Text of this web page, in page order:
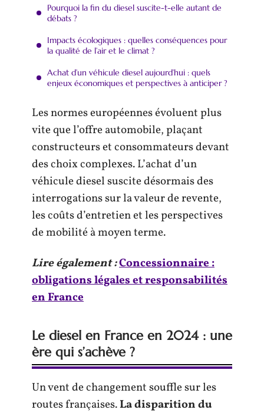
Pourquoi la fin du diesel suscite-t-elle autant de
débats ?
Impacts écologiques : quelles conséquences pour
la qualité de l’air et le climat ?
Achat d’un véhicule diesel aujourd’hui : quels
enjeux économiques et perspectives à anticiper ?
Les normes européennes évoluent plus
vite que l’offre automobile, plaçant
constructeurs et consommateurs devant
des choix complexes. L’achat d’un
véhicule diesel suscite désormais des
interrogations sur la valeur de revente,
les coûts d’entretien et les perspectives
de mobilité à moyen terme.
Lire également :Concessionnaire :
obligations légales et responsabilités
en France
Le diesel en France en 2024 : une
ère qui s’achève ?
Un vent de changement souffle sur les
routes françaises.La disparition du